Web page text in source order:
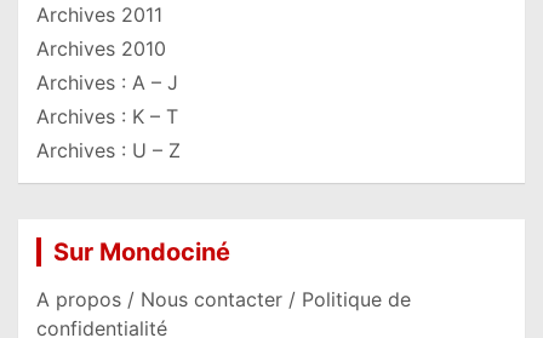
Archives 2011
Archives 2010
Archives : A – J
Archives : K – T
Archives : U – Z
Sur Mondociné
A propos / Nous contacter / Politique de
confidentialité